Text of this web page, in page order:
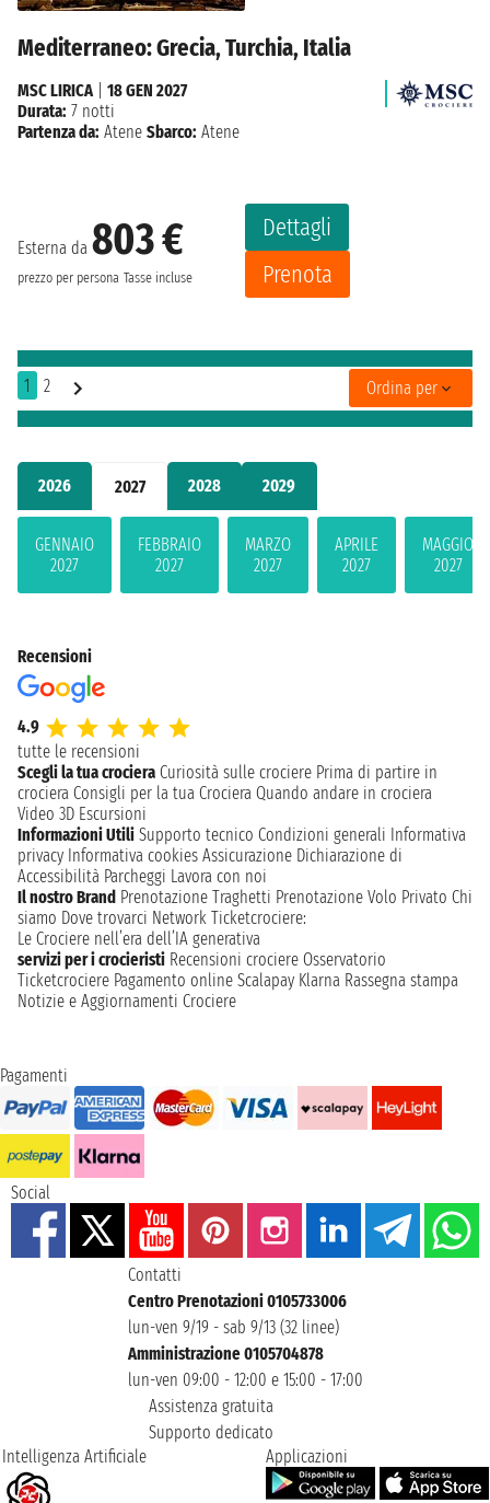
2026 2027 2028 2029
GENNAIO
2027
FEBBRAIO
2027
MARZO
2027
APRILE
2027
MAGGIO
2027
Mediterraneo: Grecia, Turchia, Italia
Esterna da 803 €
prezzo per persona Tasse incluse
Dettagli
Prenota
MSC LIRICA
18 GEN 2027
Durata: 7 notti
Partenza da: Atene Sbarco: Atene
1 2 Ordina per
Recensioni
4.9
tutte le recensioni
Scegli la tua crociera Curiosità sulle crociere Prima di partire in
crociera Consigli per la tua Crociera Quando andare in crociera
Video 3D Escursioni
Informazioni Utili Supporto tecnico Condizioni generali Informativa
privacy Informativa cookies Assicurazione Dichiarazione di
Accessibilità Parcheggi Lavora con noi
Il nostro Brand Prenotazione Traghetti Prenotazione Volo Privato Chi
siamo Dove trovarci Network Ticketcrociere:
Le Crociere nell’era dell’IA generativa
servizi per i crocieristi Recensioni crociere Osservatorio
Ticketcrociere Pagamento online Scalapay Klarna Rassegna stampa
Notizie e Aggiornamenti Crociere
Pagamenti
Social
Contatti
Centro Prenotazioni 0105733006
lun-ven 9/19 - sab 9/13 (32 linee)
Amministrazione 0105704878
lun-ven 09:00 - 12:00 e 15:00 - 17:00
Assistenza gratuita
Supporto dedicato
Intelligenza Artificiale
Applicazioni